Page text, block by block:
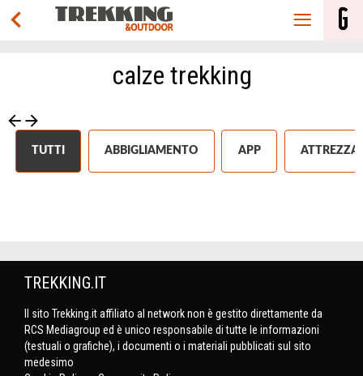
calze trekking
TUTTI ABBIGLIAMENTO APP
TREKKING.IT
Il sito Trekking.it affiliato al network non è gestito direttamente da
RCS Mediagroup ed è unico responsabile di tutte le informazioni
(testuali o grafiche), i documenti o i materiali pubblicati sul sito
medesimo